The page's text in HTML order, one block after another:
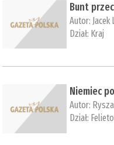
Bunt
Autor: Jacek
Dział: Kraj
Niemiec
Autor:
Dział: